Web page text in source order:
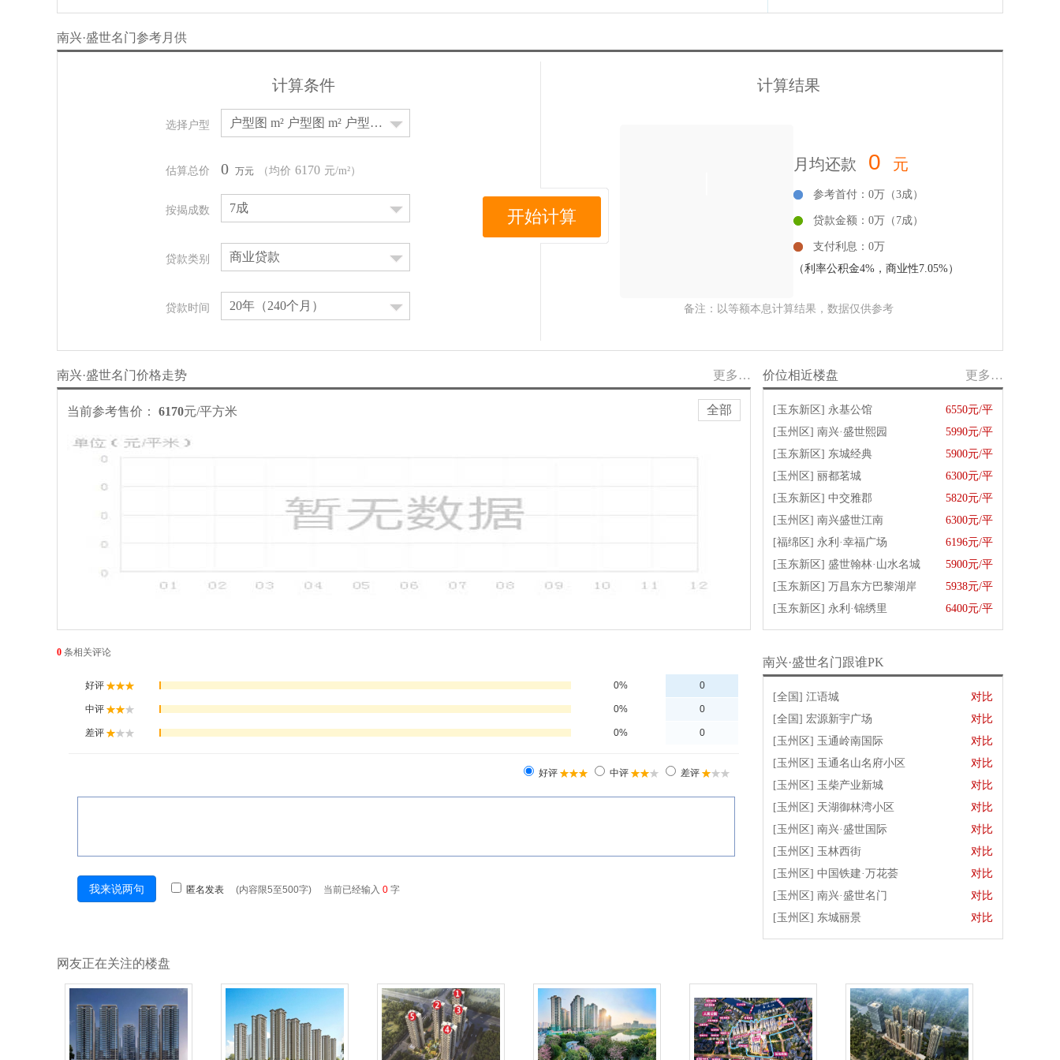
南兴·盛世名门参考月供
计算条件
选择户型 户型图 m² 户型图 m² 户型图 m²
估算总价 0 万元 （均价 6170 元/m²）
按揭成数 7成
贷款类别 商业贷款
贷款时间 20年（240个月）
开始计算
计算结果
月均还款 0 元
参考首付：0万（3成）
贷款金额：0万（7成）
支付利息：0万
（利率公积金4%，商业性7.05%）
备注：以等额本息计算结果，数据仅供参考
更多…
南兴·盛世名门价格走势
当前参考售价： 6170元/平方米 全部
更多…
价位相近楼盘
[玉东新区] 永基公馆
6550元/平
[玉州区] 南兴·盛世熙园
5990元/平
[玉东新区] 东城经典
5900元/平
[玉州区] 丽都茗城
6300元/平
[玉东新区] 中交雅郡
5820元/平
[玉州区] 南兴盛世江南
6300元/平
[福绵区] 永利·幸福广场
6196元/平
[玉东新区] 盛世翰林·山水名城
5900元/平
[玉东新区] 万昌东方巴黎湖岸
5938元/平
[玉东新区] 永利·锦绣里 6400元/平
0 条相关评论
南兴·盛世名门跟谁PK
[全国] 江语城
对比
[全国] 宏源新宇广场
对比
[玉州区] 玉通岭南国际
对比
[玉州区] 玉通名山名府小区
对比
[玉州区] 玉柴产业新城
对比
[玉州区] 天湖御林湾小区
对比
[玉州区] 南兴·盛世国际
对比
[玉州区] 玉林西街
对比
[玉州区] 中国铁建·万花荟
对比
[玉州区] 南兴·盛世名门
对比
[玉州区] 东城丽景 对比
网友正在关注的楼盘